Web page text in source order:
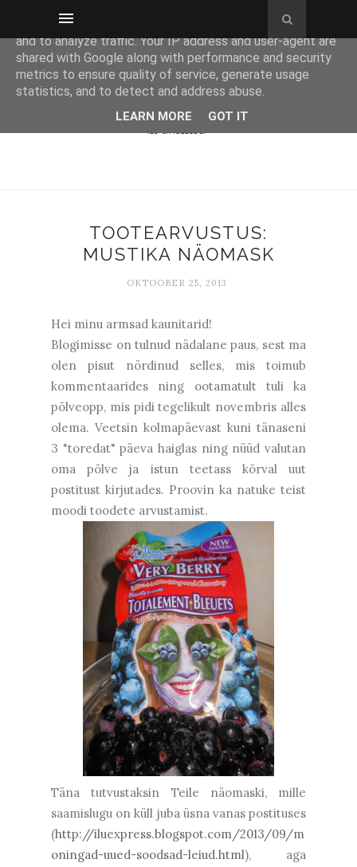
TOOTEARVUSTUS:
MUSTIKA NÄOMASK
OKTOOBER 25, 2013
Hei minu armsad kaunitarid!
Blogimisse on tulnud nädalane paus, sest ma
olen pisut nördinud selles, mis toimub
kommentaarides ning ootamatult tuli ka
põlveopp, mis pidi tegelikult novembris alles
olema. Veetsin kolmapäevast kuni tänaseni
3 "toredat" päeva haiglas ning nüüd valutan
oma põlve ja istun teetass kõrval uut
postitust kirjutades. Proovin ka natuke teist
moodi toodete arvustamist.
Täna tutvustaksin Teile näomaski, mille
saamislugu on küll juba üsna vanas postituses
(http://iluexpress.blogspot.com/2013/09/m
oningad-uued-soodsad-leiud.html), aga
This site uses cookies from Google to deliver its services
and to analyze traffic. Your IP address and user-agent are
shared with Google along with performance and security
metrics to ensure quality of service, generate usage
statistics, and to detect and address abuse.
LEARN MORE GOT IT